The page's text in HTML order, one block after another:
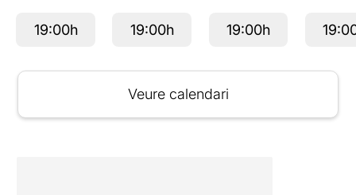
19:00h 19:00h 19:00h
Veure calendari